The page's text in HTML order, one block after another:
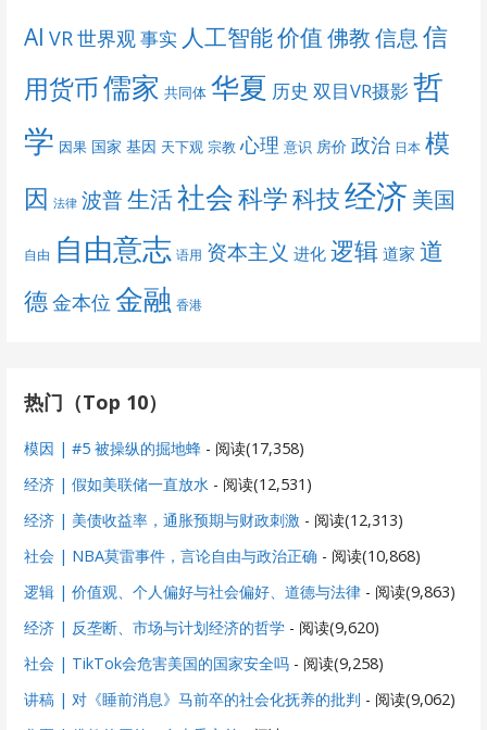
AI VR世界观事实 人工智能价值佛教信息信
用货币儒家 共同体 华夏 历史 双目VR摄影 哲
学 因果 国家 基因 天下观 宗教 心理 意识 房价 政治 日本 模
因 法律 波普生活社会科学科技经济 美国
自由 自由意志 语用 资本主义 进化 逻辑 道家 道
德金本位 金融 香港
热门（Top 10）
模因 | #5 被操纵的掘地蜂 - 阅读(17,358)
经济 | 假如美联储一直放水 - 阅读(12,531)
经济 | 美债收益率，通胀预期与财政刺激 - 阅读(12,313)
社会 | NBA莫雷事件，言论自由与政治正确 - 阅读(10,868)
逻辑 | 价值观、个人偏好与社会偏好、道德与法律 - 阅读(9,863)
经济 | 反垄断、市场与计划经济的哲学 - 阅读(9,620)
社会 | TikTok会危害美国的国家安全吗 - 阅读(9,258)
讲稿 | 对《睡前消息》马前卒的社会化抚养的批判 - 阅读(9,062)